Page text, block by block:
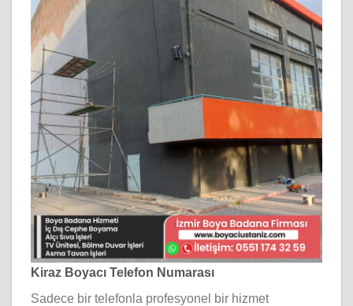
Kiraz Boyacı Telefon Numarası
Sadece bir telefonla profesyonel bir hizmet